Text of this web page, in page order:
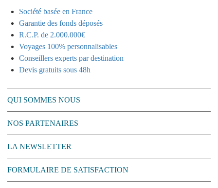
Société basée en France
Garantie des fonds déposés
R.C.P. de 2.000.000€
Voyages 100% personnalisables
Conseillers experts par destination
Devis gratuits sous 48h
QUI SOMMES NOUS
NOS PARTENAIRES
LA NEWSLETTER
FORMULAIRE DE SATISFACTION